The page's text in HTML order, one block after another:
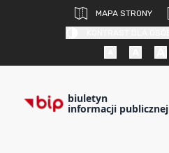
MAPA STRONY
biuletyn
informacji publicznej